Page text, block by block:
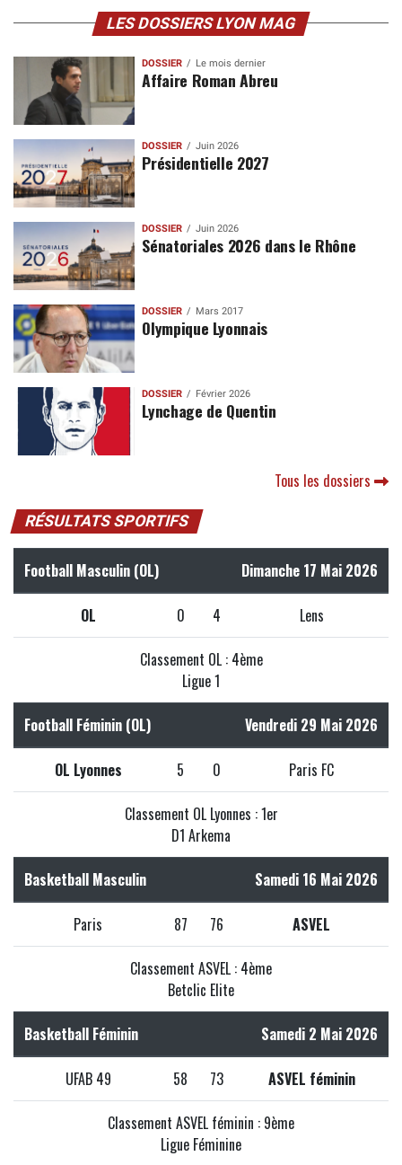
LES DOSSIERS LYON MAG
DOSSIER Le mois dernier
Affaire Roman Abreu
DOSSIER Juin 2026
Présidentielle 2027
DOSSIER Juin 2026
Sénatoriales 2026 dans le Rhône
DOSSIER Mars 2017
Olympique Lyonnais
DOSSIER Février 2026
Lynchage de Quentin
Tous les dossiers
RÉSULTATS SPORTIFS
Football Masculin (OL) Dimanche 17 Mai 2026
OL 0 4 Lens
Classement OL : 4ème
Ligue 1
Football Féminin (OL) Vendredi 29 Mai 2026
OL Lyonnes 5 0 Paris FC
Classement OL Lyonnes : 1er
D1 Arkema
Basketball Masculin Samedi 16 Mai 2026
Paris 87 76 ASVEL
Classement ASVEL : 4ème
Betclic Elite
Basketball Féminin Samedi 2 Mai 2026
UFAB 49 58 73 ASVEL féminin
Classement ASVEL féminin : 9ème
Ligue Féminine